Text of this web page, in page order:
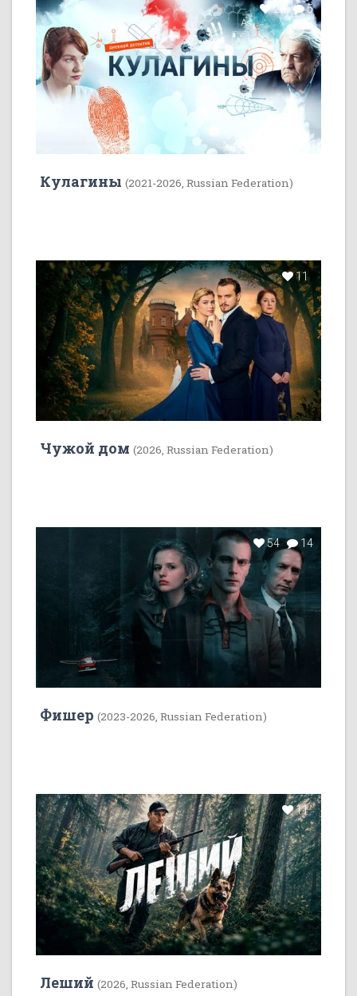
22 5
Кулагины (2021-2026, Russian Federation)
11
Чужой дом (2026, Russian Federation)
54 14
Фишер (2023-2026, Russian Federation)
11
Леший (2026, Russian Federation)